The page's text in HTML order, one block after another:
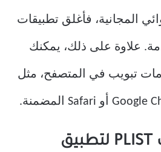
المجانية، فأغلق تطبيقات
علاوة على ذلك، يمكنك
تبويب في المتصفح، مثل
6. مسح ملفات PLIST لتطبيق